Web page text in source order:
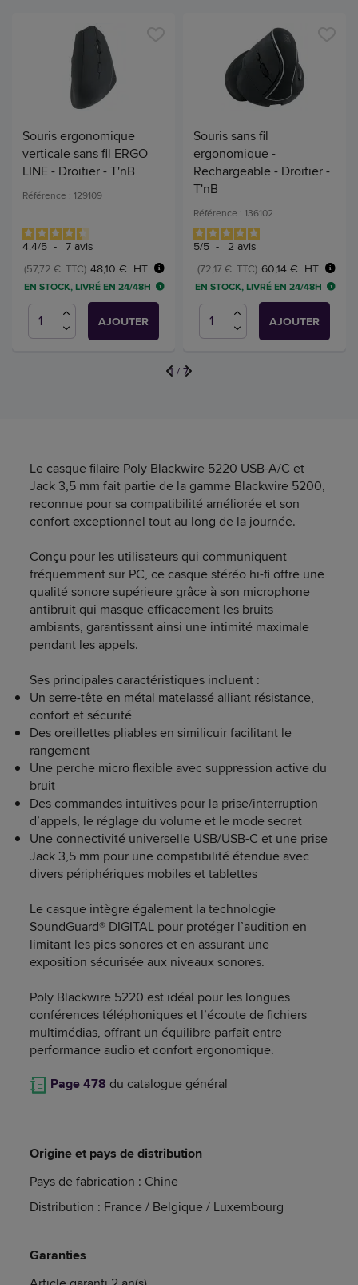
Souris ergonomique
verticale sans fil ERGO
LINE - Droitier - T'nB
Référence : 129109
4.4/5 - 7 avis
48,10 € HT
(57,72 € TTC)
EN STOCK, LIVRÉ EN 24/48H
AJOUTER
Souris sans fil
ergonomique -
Rechargeable - Droitier -
T'nB
Référence : 136102
5/5 - 2 avis
60,14 € HT
(72,17 € TTC)
EN STOCK, LIVRÉ EN 24/48H
AJOUTER
1 / 7
Le casque filaire Poly Blackwire 5220 USB-A/C et
Jack 3,5 mm fait partie de la gamme Blackwire 5200,
reconnue pour sa compatibilité améliorée et son
confort exceptionnel tout au long de la journée.
Conçu pour les utilisateurs qui communiquent
fréquemment sur PC, ce casque stéréo hi-fi offre une
qualité sonore supérieure grâce à son microphone
antibruit qui masque efficacement les bruits
ambiants, garantissant ainsi une intimité maximale
pendant les appels.
Ses principales caractéristiques incluent :
Un serre-tête en métal matelassé alliant résistance,
confort et sécurité
Des oreillettes pliables en similicuir facilitant le
rangement
Une perche micro flexible avec suppression active du
bruit
Des commandes intuitives pour la prise/interruption
d’appels, le réglage du volume et le mode secret
Une connectivité universelle USB/USB-C et une prise
Jack 3,5 mm pour une compatibilité étendue avec
divers périphériques mobiles et tablettes
Le casque intègre également la technologie
SoundGuard® DIGITAL pour protéger l’audition en
limitant les pics sonores et en assurant une
exposition sécurisée aux niveaux sonores.
Poly Blackwire 5220 est idéal pour les longues
conférences téléphoniques et l’écoute de fichiers
multimédias, offrant un équilibre parfait entre
performance audio et confort ergonomique.
Page 478 du catalogue général
Origine et pays de distribution
Pays de fabrication : Chine
Distribution : France / Belgique / Luxembourg
Garanties